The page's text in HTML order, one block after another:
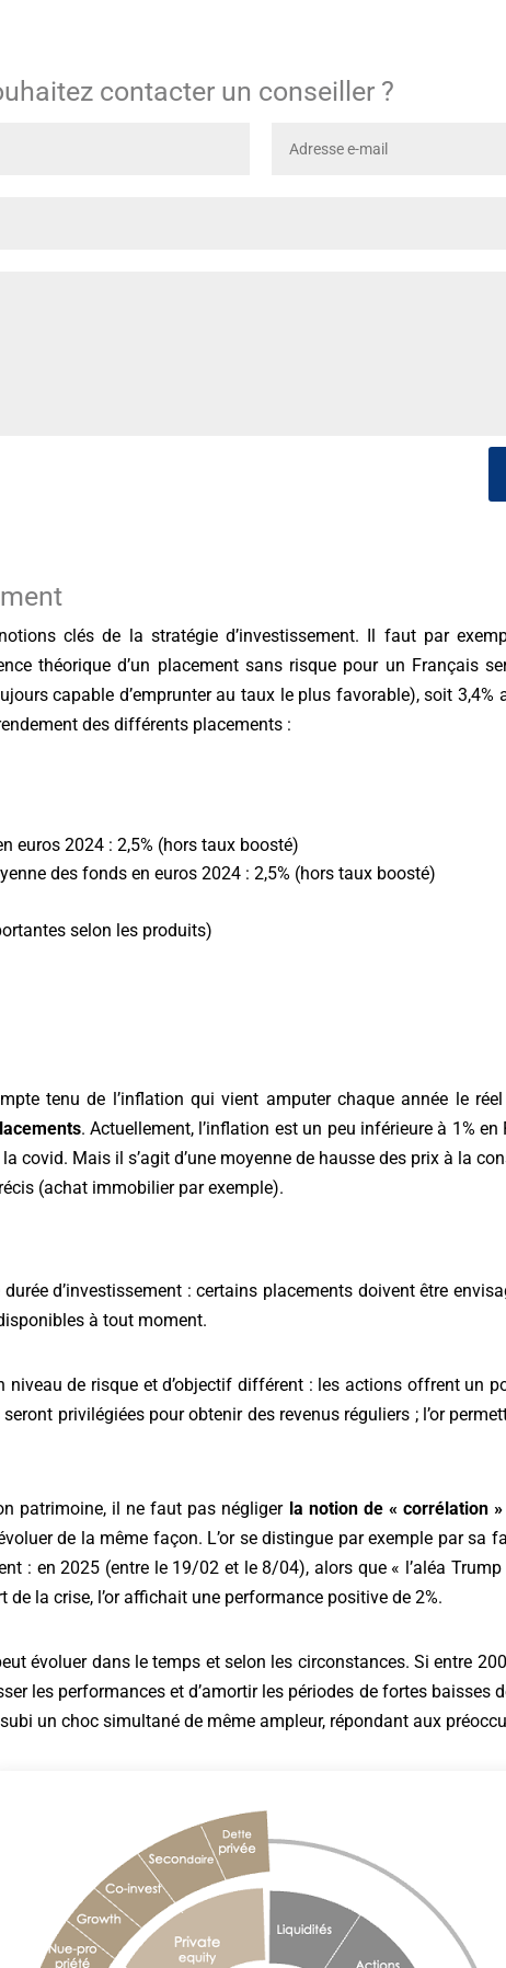
contacter un conseiller ?
clés de la stratégie d’investissement. Il faut par
théorique d’un placement sans risque pour un Français
capable d’emprunter au taux le plus favorable), soit 3,4%
des différents placements :
euros 2024 : 2,5% (hors taux boosté)
des fonds en euros 2024 : 2,5% (hors taux boosté)
selon les produits)
tenu de l’inflation qui vient amputer chaque année le
. Actuellement, l’inflation est un peu inférieure à 1%
covid. Mais il s’agit d’une moyenne de hausse des prix à la
(achat immobilier par exemple).
d’investissement : certains placements doivent être
à tout moment.
niveau de risque et d’objectif différent : les actions offrent un
privilégiées pour obtenir des revenus réguliers ; l’or
patrimoine, il ne faut pas négliger la notion de « corrélation
de la même façon. L’or se distingue par exemple par sa
: en 2025 (entre le 19/02 et le 8/04), alors que « l’aléa
la crise, l’or affichait une performance positive de 2%.
évoluer dans le temps et selon les circonstances. Si entre
les performances et d’amortir les périodes de fortes baisses
un choc simultané de même ampleur, répondant aux